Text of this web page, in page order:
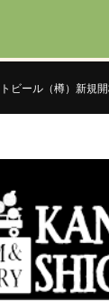
トビール（樽）新規